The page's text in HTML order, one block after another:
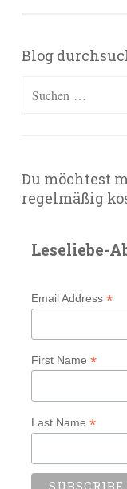
Blog
Suchen
Du möchtest
regelmäßig
Leseliebe-
Email Address *
First Name *
Last Name *